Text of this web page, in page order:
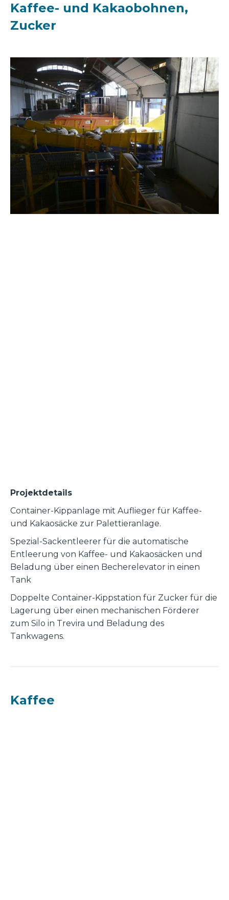
Kaffee- und Kakaobohnen,
Zucker
Projektdetails
Container-Kippanlage mit Auflieger für Kaffee-
und Kakaosäcke zur Palettieranlage.
Spezial-Sackentleerer für die automatische
Entleerung von Kaffee- und Kakaosäcken und
Beladung über einen Becherelevator in einen
Tank
Doppelte Container-Kippstation für Zucker für die
Lagerung über einen mechanischen Förderer
zum Silo in Trevira und Beladung des
Tankwagens.
Kaffee